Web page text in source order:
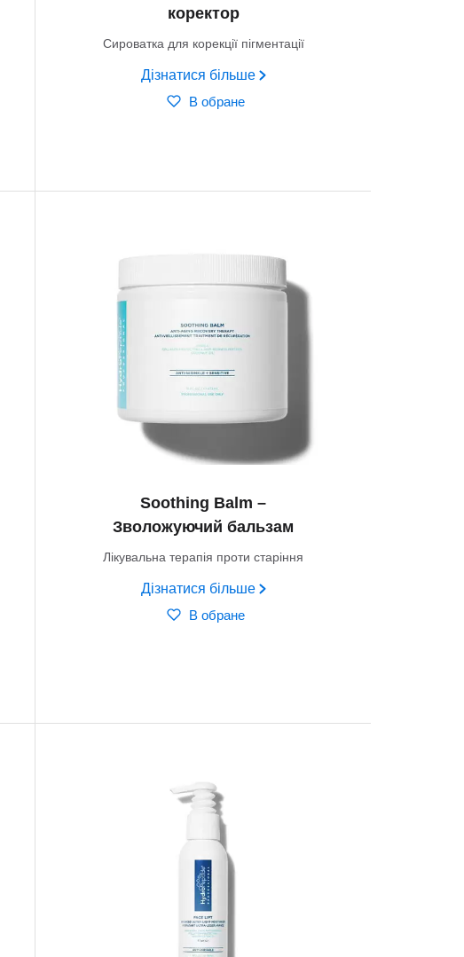
коректор
Сироватка для корекції пігментації
Дізнатися більше
В обране
Soothing Balm –
Зволожуючий бальзам
Лікувальна терапія проти старіння
Дізнатися більше
В обране